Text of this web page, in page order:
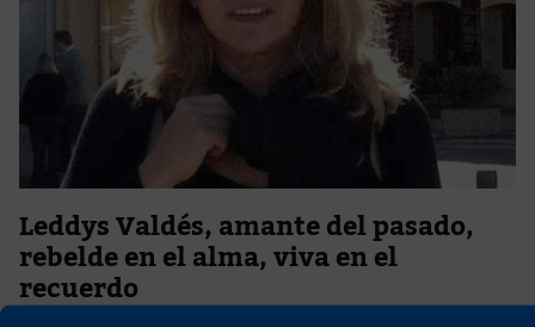
Leddys Valdés, amante del pasado,
rebelde en el alma, viva en el
recuerdo